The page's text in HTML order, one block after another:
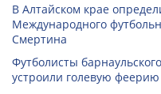
В Алтайском крае
Международного
Смертина
Футболисты
устроили голевую феерию